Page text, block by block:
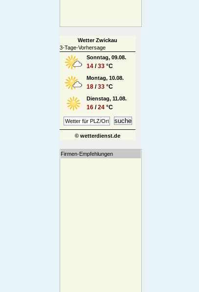
Wetter Zwickau
3-Tage-Vorhersage
Sonntag, 09.08.
14 /33 °C
Montag, 10.08.
18 /33 °C
Dienstag, 11.08.
16 /24 °C
© wetterdienst.de
Firmen-Empfehlungen